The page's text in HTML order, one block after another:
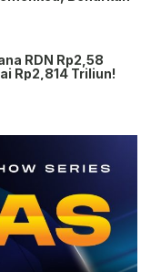
RDN Rp2,58
Rp2,814 Triliun!